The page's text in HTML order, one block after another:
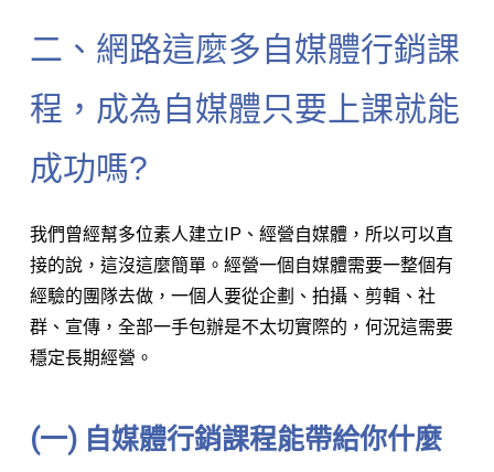
二、網路這麼多自媒體行銷課
程，成為自媒體只要上課就能
成功嗎?
我們曾經幫多位素人建立IP、經營自媒體，所以可以直
接的說，這沒這麼簡單。經營一個自媒體需要一整個有
經驗的團隊去做，一個人要從企劃、拍攝、剪輯、社
群、宣傳，全部一手包辦是不太切實際的，何況這需要
穩定長期經營。
(一) 自媒體行銷課程能帶給你什麼